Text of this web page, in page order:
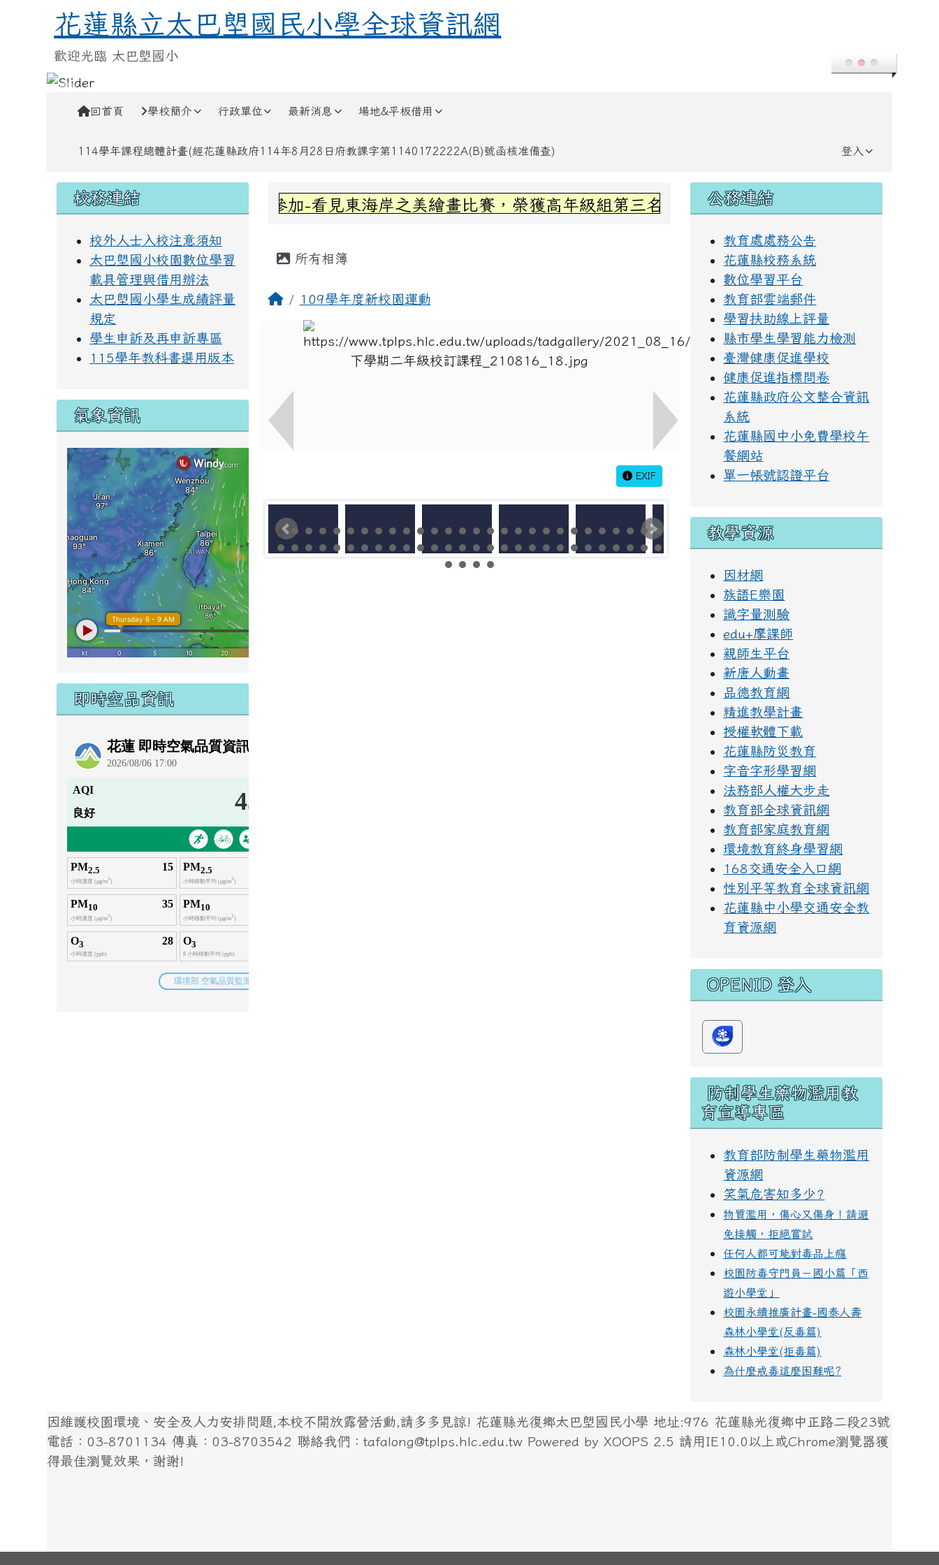
跳至主內容區
花蓮縣立太巴塱國民小學全球資訊網
花蓮縣立太巴塱國民小學全球資訊網
歡迎光臨 太巴塱國小
回首頁 學校簡介 行政單位 最新消息 場地&平板借用
114學年課程總體計畫(經花蓮縣政府114年8月28日府教課字第1140172222A(B)號函核准備查) 登入
左邊區域內容
校務連結
校外人士入校注意須知
太巴塱國小校園數位學習
載具管理與借用辦法
太巴塱國小學生成績評量
規定
學生申訴及再申訴專區
115學年教科書選用版本
氣象資訊
即時空品資訊
上中區域內容
賀!六甲林凱萱參加-看見東海岸之美繪畫比賽，榮獲高年級組第三名~感謝丞左老師指導~
主內容區域
所有相簿
回首頁109學年度新校園運動
EXIF
右邊區域內容
公務連結
教育處處務公告
花蓮縣校務系統
數位學習平台
教育部雲端郵件
學習扶助線上評量
縣市學生學習能力檢測
臺灣健康促進學校
健康促進指標問卷
花蓮縣政府公文整合資訊
系統
花蓮縣國中小免費學校午
餐網站
單一帳號認證平台
教學資源
因材網
族語E樂園
識字量測驗
edu+摩課師
親師生平台
新唐人動畫
品德教育網
精進教學計畫
授權軟體下載
花蓮縣防災教育
字音字形學習網
法務部人權大步走
教育部全球資訊網
教育部家庭教育網
環境教育終身學習網
168交通安全入口網
性別平等教育全球資訊網
花蓮縣中小學交通安全教
育資源網
OPENID 登入
防制學生藥物濫用教
育宣導專區
教育部防制學生藥物濫用
資源網
笑氣危害知多少?
物質濫用，傷心又傷身！請避
免接觸，拒絕嘗試
任何人都可能對毒品上癮
校園防毒守門員－國小篇「西
遊小學堂」
校園永續推廣計畫-國泰人壽
森林小學堂(反毒篇)
森林小學堂(拒毒篇)
為什麼戒毒這麼困難呢?
頁尾區域
因維護校園環境、安全及人力安排問題,本校不開放露營活動,請多多見諒! 花蓮縣光復鄉太巴塱國民小學 地址:976 花蓮縣光復鄉中正路二段23號
電話：03-8701134 傳真：03-8703542 聯絡我們：tafalong@tplps.hlc.edu.tw Powered by XOOPS 2.5 請用IE10.0以上或Chrome瀏覽器獲
得最佳瀏覽效果，謝謝!